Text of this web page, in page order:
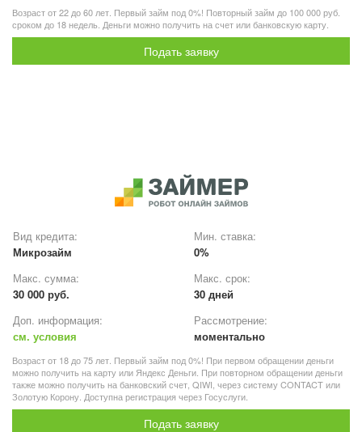
Возраст от 22 до 60 лет. Первый займ под 0%! Повторный займ до 100 000 руб.
сроком до 18 недель. Деньги можно получить на счет или банковскую карту.
Подать заявку
Вид кредита:
Микрозайм
Мин. ставка:
0%
Макс. сумма:
30 000 руб.
Макс. срок:
30 дней
Доп. информация:
см. условия
Рассмотрение:
моментально
Возраст от 18 до 75 лет. Первый займ под 0%! При первом обращении деньги
можно получить на карту или Яндекс Деньги. При повторном обращении деньги
также можно получить на банковский счет, QIWI, через систему CONTACT или
Золотую Корону. Доступна регистрация через Госуслуги.
Подать заявку